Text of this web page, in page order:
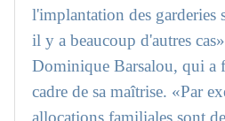
l'implantation des garderies
il y a beaucoup d'autres
Dominique Barsalou, qui a
cadre de sa maîtrise. «Par
allocations familiales sont